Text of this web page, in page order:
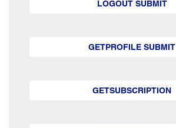
LOGOUT SUBMIT
GETPROFILE SUBMIT
GETSUBSCRIPTION